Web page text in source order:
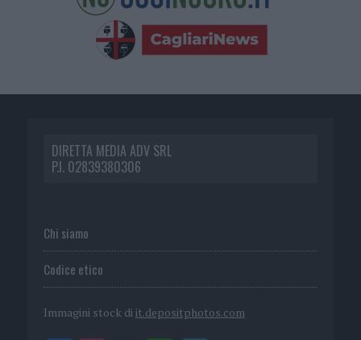
DIRETTA MEDIA ADV SRL
P.I. 02839380306
Chi siamo
Codice etico
Immagini stock di it.depositphotos.com